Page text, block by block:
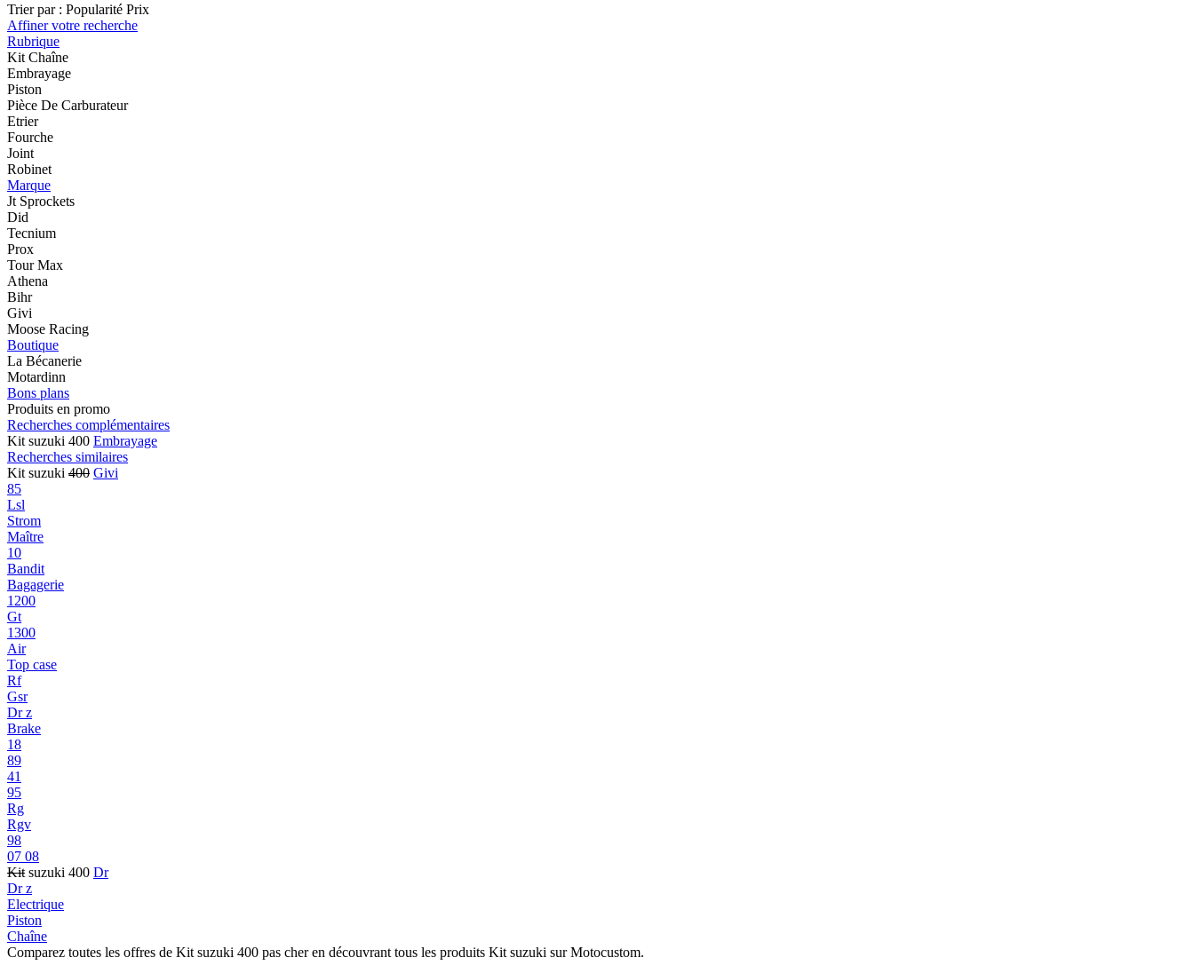
Trier par : Popularité Prix
Affiner votre recherche
Rubrique
Kit Chaîne
Embrayage
Piston
Pièce De Carburateur
Etrier
Fourche
Joint
Robinet
Marque
Jt Sprockets
Did
Tecnium
Prox
Tour Max
Athena
Bihr
Givi
Moose Racing
Boutique
La Bécanerie
Motardinn
Bons plans
Produits en promo
Recherches complémentaires
Kit suzuki 400 Embrayage
Recherches similaires
Kit suzuki 400 Givi
85
Lsl
Strom
Maître
10
Bandit
Bagagerie
1200
Gt
1300
Air
Top case
Rf
Gsr
Dr z
Brake
18
89
41
95
Rg
Rgv
98
07 08
Kit suzuki 400 Dr
Dr z
Electrique
Piston
Chaîne
Comparez toutes les offres de Kit suzuki 400 pas cher en découvrant tous les produits Kit suzuki sur Motocustom.